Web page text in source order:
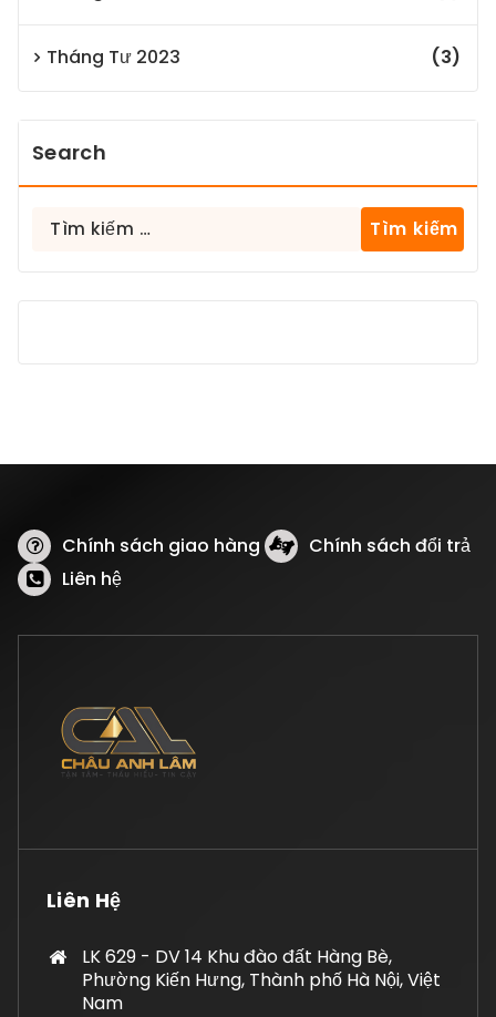
Tháng Tư 2023 (3)
Search
Tìm
Chính sách giao hàng
Chính sách đổi trả
Liên hệ
Liên Hệ
LK 629 - DV 14 Khu đào đất Hàng Bè,
Phường Kiến Hưng, Thành phố Hà Nội, Việt
Nam